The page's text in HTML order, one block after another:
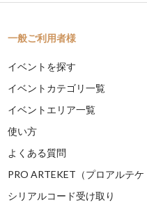
一般ご利用者様
イベントを探す
イベントカテゴリ一覧
イベントエリア一覧
使い方
よくある質問
PRO ARTEKET（プロアルテケ
シリアルコード受け取り